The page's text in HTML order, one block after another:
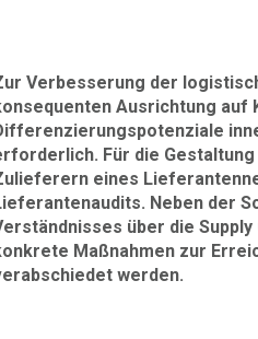
Verbesserung der
Ausrichtung auf
Für die
eines
Neben der
über die
Maßnahmen zur
werden.